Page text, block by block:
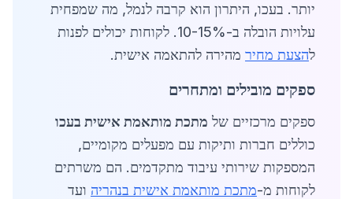
יותר. בעכו, היתרון הוא קרבה לנמל, מה שמפחית
עלויות הובלה ב-10-15%. לקוחות יכולים לפנות
להצעת מחיר מהירה להתאמה אישית.
ספקים מובילים ומתחרים
ספקים מרכזיים של מתכת מותאמת אישית בעכו
כוללים חברות ותיקות עם מפעלים מקומיים,
המספקות שירותי עיבוד מתקדמים. הם משרתים
לקוחות מ-מתכת מותאמת אישית בנהריה ועד